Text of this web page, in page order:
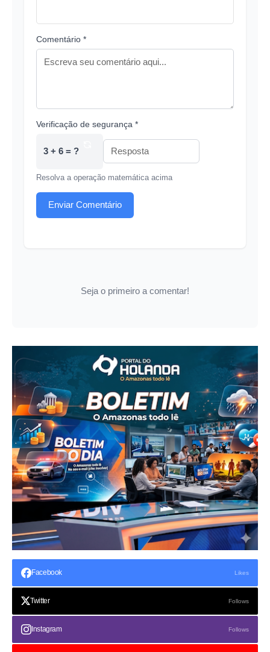
Comentário *
Verificação de segurança *
3 + 6 = ?
Resolva a operação matemática acima
Enviar Comentário
Seja o primeiro a comentar!
Facebook Likes
Twitter Follows
Instagram Follows